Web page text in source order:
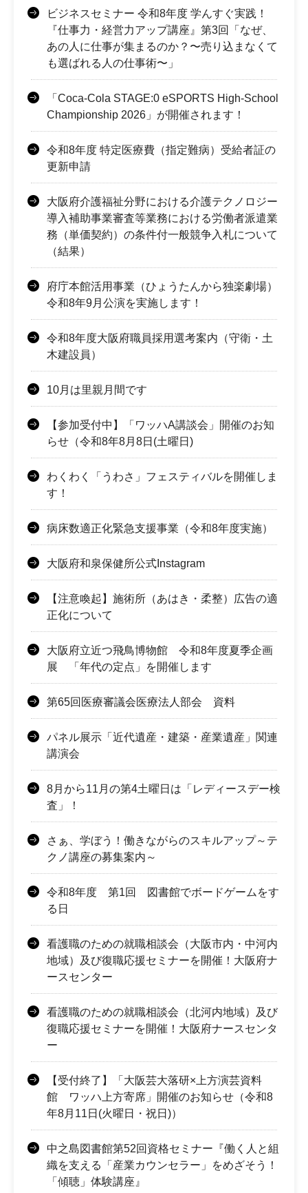
ビジネスセミナー 令和8年度 学んすぐ実践！
『仕事力・経営力アップ講座』第3回「なぜ、
あの人に仕事が集まるのか？〜売り込まなくて
も選ばれる人の仕事術〜」
「Coca-Cola STAGE:0 eSPORTS High-School
Championship 2026」が開催されます！
令和8年度 特定医療費（指定難病）受給者証の
更新申請
大阪府介護福祉分野における介護テクノロジー
導入補助事業審査等業務における労働者派遣業
務（単価契約）の条件付一般競争入札について
（結果）
府庁本館活用事業（ひょうたんから独楽劇場）
令和8年9月公演を実施します！
令和8年度大阪府職員採用選考案内（守衛・土
木建設員）
10月は里親月間です
【参加受付中】「ワッハA講談会」開催のお知
らせ（令和8年8月8日(土曜日)
わくわく「うわさ」フェスティバルを開催しま
す！
病床数適正化緊急支援事業（令和8年度実施）
大阪府和泉保健所公式Instagram
【注意喚起】施術所（あはき・柔整）広告の適
正化について
大阪府立近つ飛鳥博物館 令和8年度夏季企画
展 「年代の定点」を開催します
第65回医療審議会医療法人部会 資料
パネル展示「近代遺産・建築・産業遺産」関連
講演会
8月から11月の第4土曜日は「レディースデー検
査」！
さぁ、学ぼう！働きながらのスキルアップ～テ
クノ講座の募集案内～
令和8年度 第1回 図書館でボードゲームをす
る日
看護職のための就職相談会（大阪市内・中河内
地域）及び復職応援セミナーを開催！大阪府ナ
ースセンター
看護職のための就職相談会（北河内地域）及び
復職応援セミナーを開催！大阪府ナースセンタ
ー
【受付終了】「大阪芸大落研×上方演芸資料
館 ワッハ上方寄席」開催のお知らせ（令和8
年8月11日(火曜日・祝日)）
中之島図書館第52回資格セミナー『働く人と組
織を支える「産業カウンセラー」をめざそう！
「傾聴」体験講座』